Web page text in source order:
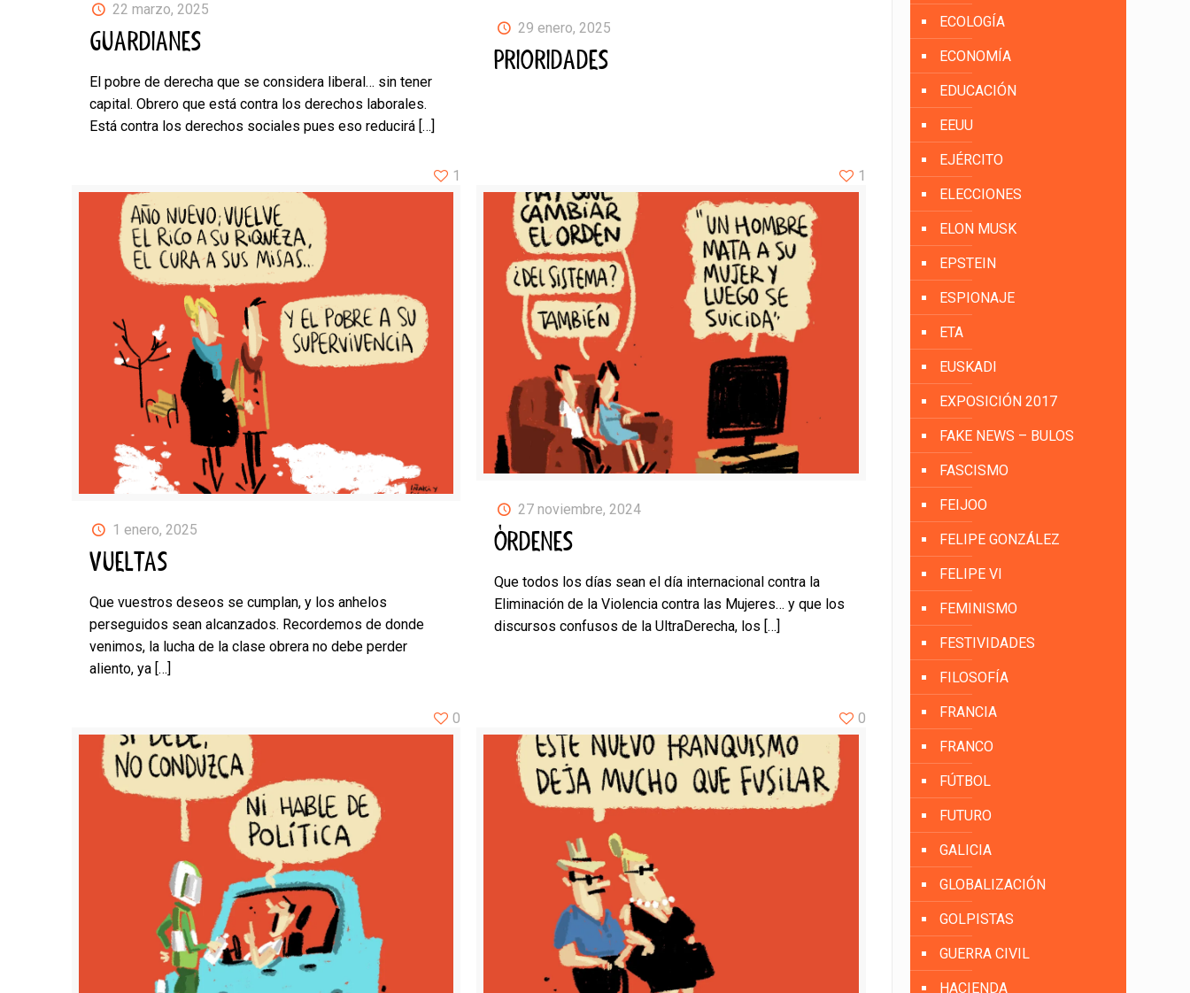
22 marzo, 2025
GUARDIANES
El pobre de derecha que se considera liberal… sin tener
capital. Obrero que está contra los derechos laborales.
Está contra los derechos sociales pues eso reducirá[…]
29 enero, 2025
PRIORIDADES
1 enero, 2025
VUELTAS
Que vuestros deseos se cumplan, y los anhelos
perseguidos sean alcanzados. Recordemos de donde
venimos, la lucha de la clase obrera no debe perder
aliento, ya[…]
1
27 noviembre, 2024
ÓRDENES
Que todos los días sean el día internacional contra la
Eliminación de la Violencia contra las Mujeres… y que los
discursos confusos de la UltraDerecha, los […]
1
0 0
ECOLOGÍA
ECONOMÍA
EDUCACIÓN
EEUU
EJÉRCITO
ELECCIONES
ELON MUSK
EPSTEIN
ESPIONAJE
ETA
EUSKADI
EXPOSICIÓN 2017
FAKE NEWS – BULOS
FASCISMO
FEIJOO
FELIPE GONZÁLEZ
FELIPE VI
FEMINISMO
FESTIVIDADES
FILOSOFÍA
FRANCIA
FRANCO
FÚTBOL
FUTURO
GALICIA
GLOBALIZACIÓN
GOLPISTAS
GUERRA CIVIL
HACIENDA